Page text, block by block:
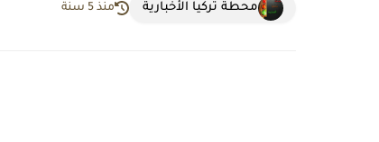
محطة تركيا الأخبارية منذ 5 سنة